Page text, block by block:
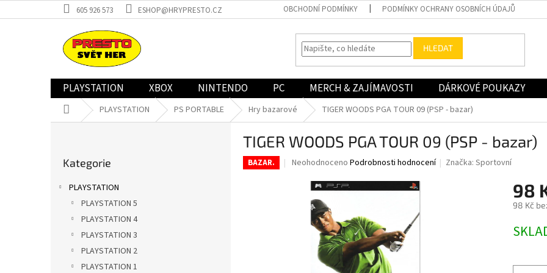
na
605 926 573 ESHOP@HRYPRESTO.CZ OBCHODNÍ PODMÍNKY PODMÍNKY OCHRANY OSOBNÍCH ÚDAJŮ
HLEDAT
PLAYSTATION XBOX NINTENDO PC MERCH & ZAJÍMAVOSTI DÁRKOVÉ POUKAZY
Domů PLAYSTATION PS PORTABLE Hry bazarové TIGER WOODS PGA TOUR 09 (PSP - bazar)
kategorie
Kategorie
PLAYSTATION
PLAYSTATION 5
PLAYSTATION 4
PLAYSTATION 3
PLAYSTATION 2
PLAYSTATION 1
TIGER WOODS PGA TOUR 09 (PSP - bazar)
BAZAR.
Průměrné
produktu
hvězdiček.
Neohodnoceno Podrobnosti hodnocení Značka:Sportovní
98
98 Kč
cena: